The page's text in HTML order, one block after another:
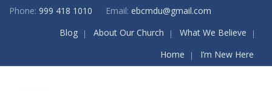
Phone: 999 418 1010 Email: ebcmdu@gmail.com
Blog
About Our Church
What We Believe
Home
I’m New Here